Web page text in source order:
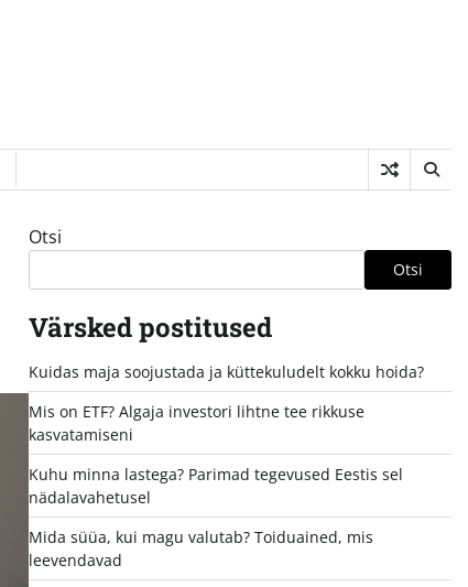
Otsi
Otsi
Värsked postitused
Kuidas maja soojustada ja küttekuludelt kokku hoida?
Mis on ETF? Algaja investori lihtne tee rikkuse
kasvatamiseni
Kuhu minna lastega? Parimad tegevused Eestis sel
nädalavahetusel
Mida süüa, kui magu valutab? Toiduained, mis
leevendavad